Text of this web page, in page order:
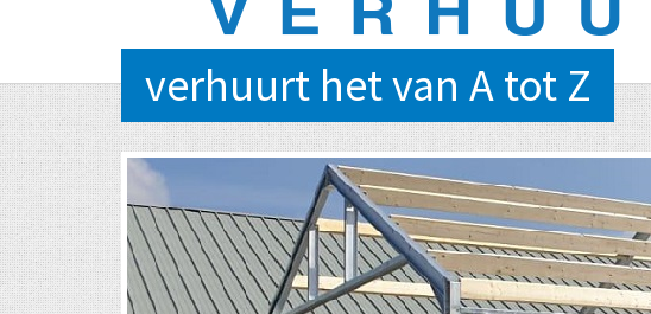
verhuurt het van A tot Z